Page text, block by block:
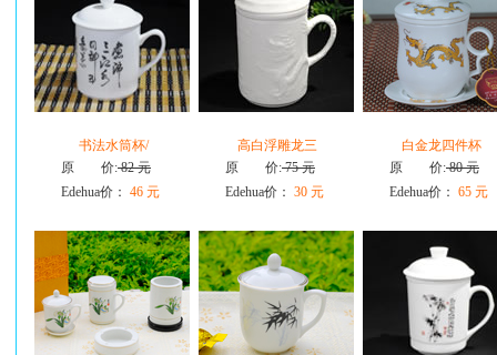
书法水筒杯/
原 价:82 元
Edehua价： 46 元
高白浮雕龙三
原 价:75 元
Edehua价： 30 元
白金龙四件杯
原 价:80 元
Edehua价： 65 元